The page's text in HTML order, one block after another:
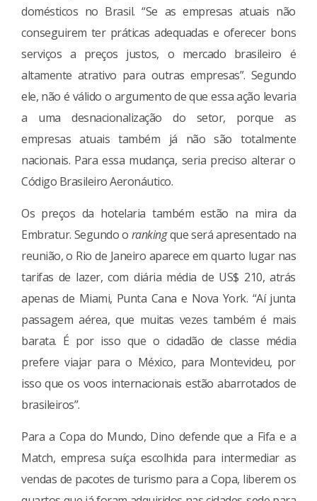
domésticos no Brasil. “Se as empresas atuais não
conseguirem ter práticas adequadas e oferecer bons
serviços a preços justos, o mercado brasileiro é
altamente atrativo para outras empresas”. Segundo
ele, não é válido o argumento de que essa ação levaria
a uma desnacionalização do setor, porque as
empresas atuais também já não são totalmente
nacionais. Para essa mudança, seria preciso alterar o
Código Brasileiro Aeronáutico.
Os preços da hotelaria também estão na mira da
Embratur. Segundo o rankingque será apresentado na
reunião, o Rio de Janeiro aparece em quarto lugar nas
tarifas de lazer, com diária média de US$ 210, atrás
apenas de Miami, Punta Cana e Nova York. “Aí junta
passagem aérea, que muitas vezes também é mais
barata. É por isso que o cidadão de classe média
prefere viajar para o México, para Montevideu, por
isso que os voos internacionais estão abarrotados de
brasileiros”.
Para a Copa do Mundo, Dino defende que a Fifa e a
Match, empresa suíça escolhida para intermediar as
vendas de pacotes de turismo para a Copa, liberem os